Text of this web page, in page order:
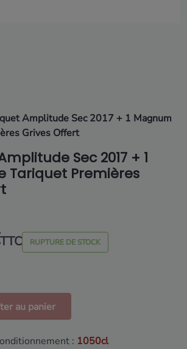
Amplitude Sec 2017 + 1 Magnum
Grives Offert
Sec 2017 + 1
Tariquet Premières
TTC RUPTURE DE STOCK
au panier
: 1050cl